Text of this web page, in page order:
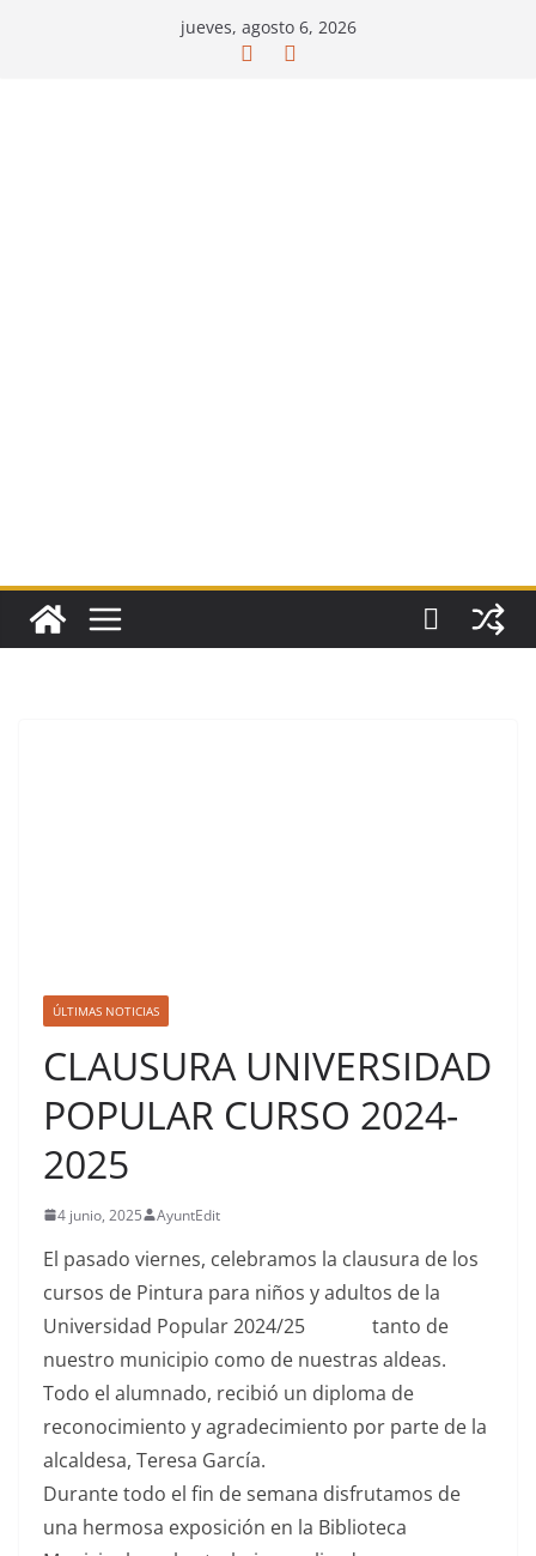
jueves, agosto 6, 2026
ÚLTIMAS NOTICIAS
CLAUSURA UNIVERSIDAD
POPULAR CURSO 2024-
2025
4 junio, 2025 AyuntEdit
El pasado viernes, celebramos la clausura de los
cursos de Pintura para niños y adultos de la
Universidad Popular 2024/25
tanto de
nuestro municipio como de nuestras aldeas.
Todo el alumnado, recibió un diploma de
reconocimiento y agradecimiento por parte de la
alcaldesa, Teresa García.
Durante todo el fin de semana disfrutamos de
una hermosa exposición en la Biblioteca